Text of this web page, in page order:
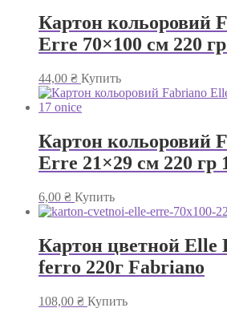
Картон кольоровий
Erre 70×100 см 220
44,00 ₴ Купить
Картон кольоровий
Erre 21×29 см 220 гр
6,00 ₴ Купить
Картон цветной Elle
ferro 220г Fabriano
108,00 ₴ Купить